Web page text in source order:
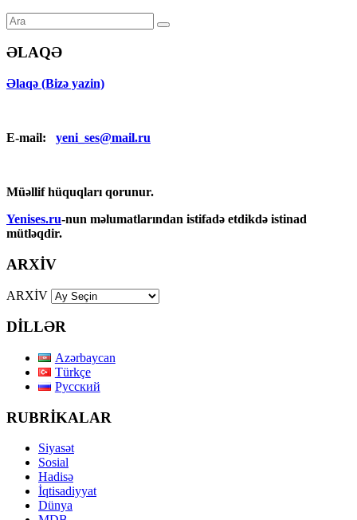
ƏLAQƏ
Əlaqə (Bizə yazin)
E-mail: yeni_ses@mail.ru
Müəllif hüquqları qorunur.
Yenises.ru-nun məlumatlarından istifadə etdikdə istinad
mütləqdir.
ARXİV
ARXİV
DİLLƏR
Azərbaycan
Türkçe
Русский
RUBRİKALAR
Siyasət
Sosial
Hadisə
İqtisadiyyat
Dünya